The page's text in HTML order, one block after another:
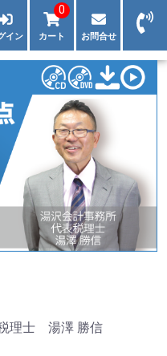
イン カート
0
お問合せ
理士 湯澤 勝信